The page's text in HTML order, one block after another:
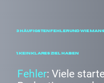
3 Häufigsten Fehler und wie man
1. Kein klares Ziel haben
Fehler: Viele